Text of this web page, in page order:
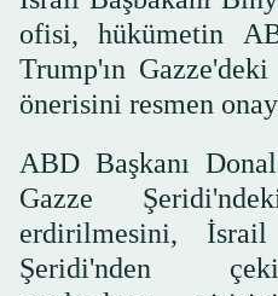
ofisi, hükümetin
Trump'ın
önerisini resmen
ABD Başkanı
Gazze
erdirilmesini,
Şeridi'nden